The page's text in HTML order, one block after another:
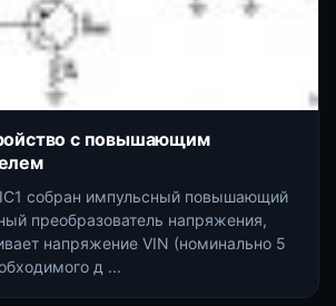
с повышающим
собран импульсный повышающий
преобразователь напряжения,
напряжение VIN (номинально 5
д ...